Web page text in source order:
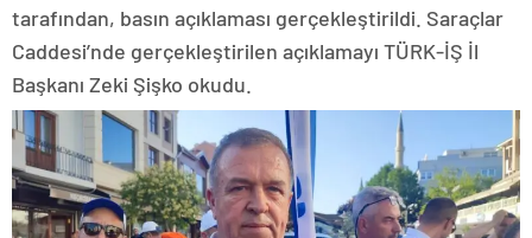
tarafından, basın açıklaması gerçekleştirildi. Saraçlar
Caddesi’nde gerçekleştirilen açıklamayı TÜRK-İŞ İl
Başkanı Zeki Şişko okudu.